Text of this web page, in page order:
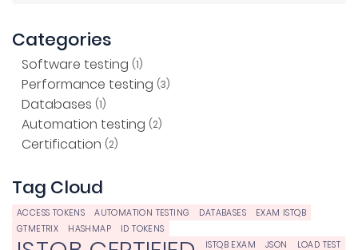
Categories
Software testing (1)
Performance testing (3)
Databases (1)
Automation testing (2)
Certification (2)
Tag Cloud
ACCESS TOKENS AUTOMATION TESTING DATABASES
EXAM ISTQB
GTMETRIX
HASHMAP ID TOKENS
ISTQB EXAM JSON
LOAD TEST